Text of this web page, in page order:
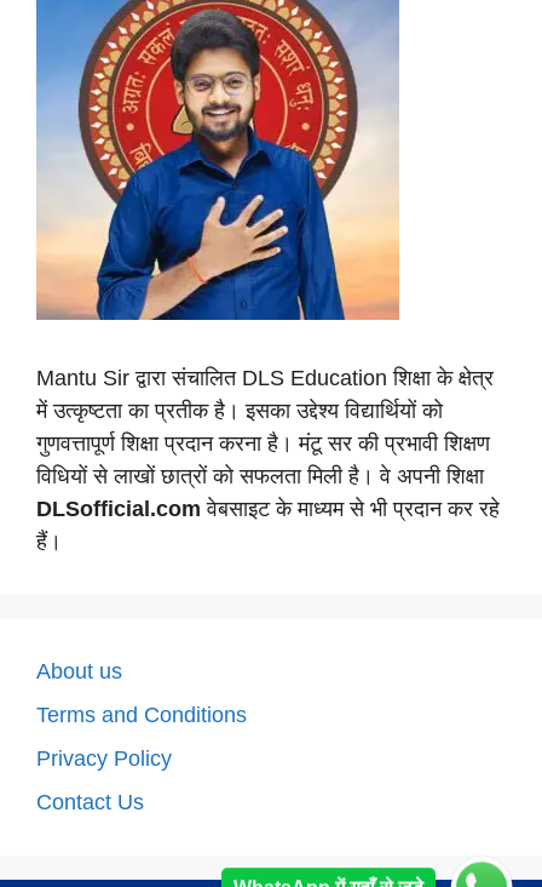
Mantu Sir द्वारा संचालित DLS Education शिक्षा के क्षेत्र
में उत्कृष्टता का प्रतीक है। इसका उद्देश्य विद्यार्थियों को
गुणवत्तापूर्ण शिक्षा प्रदान करना है। मंटू सर की प्रभावी शिक्षण
विधियों से लाखों छात्रों को सफलता मिली है। वे अपनी शिक्षा
DLSofficial.com वेबसाइट के माध्यम से भी प्रदान कर रहे
हैं।
About us
Terms and Conditions
Privacy Policy
Contact Us